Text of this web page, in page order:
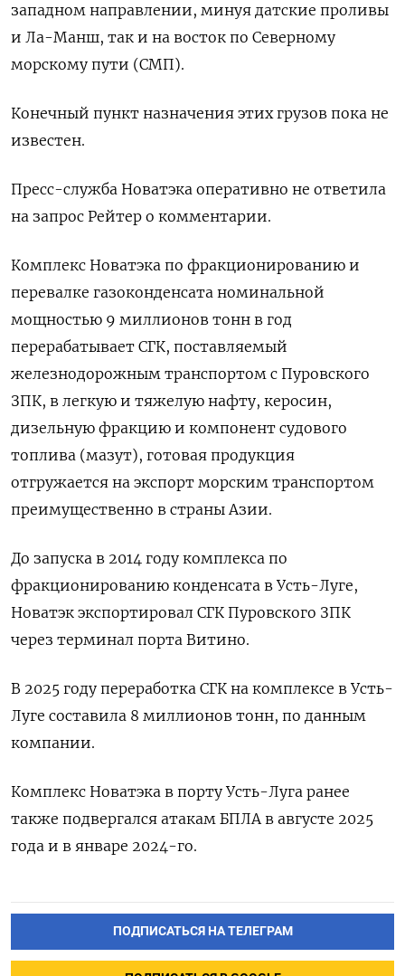
западном направлении, минуя датские проливы
и Ла-Манш, так и на восток по Северному
морскому пути (СМП).
Конечный пункт ​назначения этих ​грузов пока не
‌известен.
Пресс-служба Новатэка оперативно не ответила
на запрос Рейтер о ​комментарии.
Комплекс Новатэка по фракционированию и
перевалке газоконденсата номинальной
мощностью 9 миллионов тонн в год
перерабатывает СГК, поставляемый
железнодорожным транспортом с Пуровского
ЗПК, в легкую и тяжелую нафту, керосин,
дизельную фракцию и компонент судового
топлива (мазут), готовая продукция
отгружается на экспорт морским транспортом
преимущественно в страны Азии.
До ​запуска в 2014 ⁠году комплекса по
фракционированию конденсата в Усть-Луге,
Новатэк экспортировал СГК Пуровского ЗПК
через терминал ‌порта Витино.
В 2025 году переработка СГК на комплексе в ‌Усть-
Луге составила 8 миллионов тонн, по данным
компании.
Комплекс Новатэка в порту ​Усть-Луга ранее
также подвергался атакам БПЛА в августе ‌2025
года и в январе 2024-го.
ПОДПИСАТЬСЯ НА ТЕЛЕГРАМ